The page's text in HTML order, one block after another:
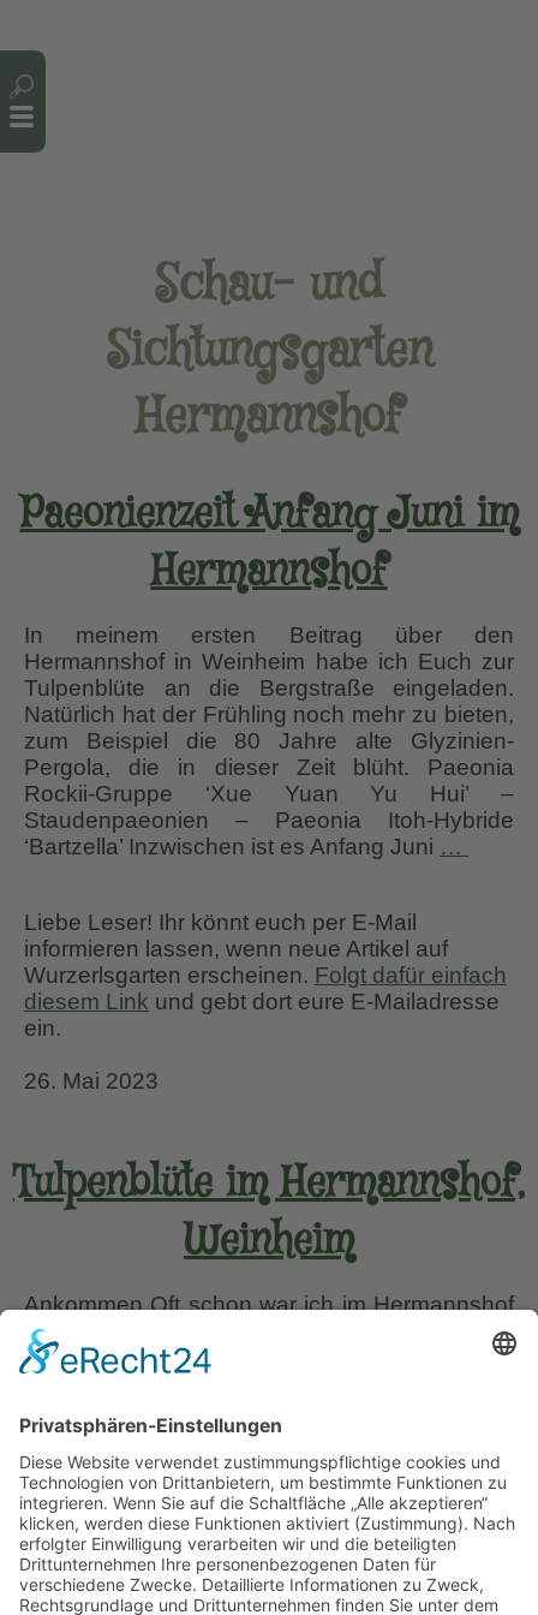
Schau- und
Sichtungsgarten
Hermannshof
Paeonienzeit Anfang Juni im
Hermannshof
In meinem ersten Beitrag über den
Hermannshof in Weinheim habe ich Euch zur
Tulpenblüte an die Bergstraße eingeladen.
Natürlich hat der Frühling noch mehr zu bieten,
zum Beispiel die 80 Jahre alte Glyzinien-
Pergola, die in dieser Zeit blüht. Paeonia
Rockii-Gruppe ‘Xue Yuan Yu Hui’ –
Staudenpaeonien – Paeonia Itoh-Hybride
‘Bartzella’ Inzwischen ist es Anfang Juni …
Liebe Leser! Ihr könnt euch per E-Mail
informieren lassen, wenn neue Artikel auf
Wurzerlsgarten erscheinen. Folgt dafür einfach
diesem Link und gebt dort eure E-Mailadresse
ein.
26. Mai 2023
Tulpenblüte im Hermannshof,
Weinheim
Ankommen Oft schon war ich im Hermannshof
in Weinheim an der Bergstraße zu Gast. Als ich
das letzte Mal im Sommer 2022 den
vorgestellt habe und dass das nun tatsächlich
überfällig ist. War es ein gutes Omen, dass der
Gartenchef…Tulpenblüte
im
Hermannshof,
Weinheim
Liebe Leser! Ihr könnt euch per E-Mail
informieren lassen, wenn neue Artikel auf